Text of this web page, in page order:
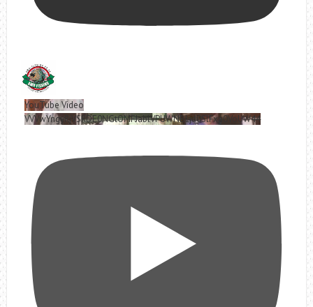
YouTube Video
VVVwYngyRjVSRDE0NGtOMFJablVPUWNBLjd0SlFxa0VoUW44